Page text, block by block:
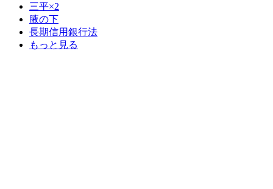
三平×2
腋の下
長期信用銀行法
もっと見る